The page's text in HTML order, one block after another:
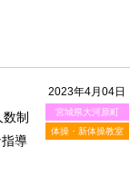
2023年4月04日
宮城県大河原町
体操・新体操教室
制
導